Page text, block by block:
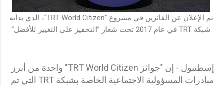
تم الإعلان عن الفائزين في مشروع ”TRT World Citizen“، الذي بدأته
شبكة TRT في عام 2017 تحت شعار ”التحفيز على التغيير للأفضل“
إسطنبول - إن "جوائز TRT World Citizen" واحدة من أبرز
مبادرات المسؤولية الاجتماعية الخاصة بشبكة TRT التي تم